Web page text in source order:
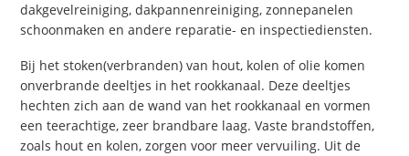
dakgevelreiniging, dakpannenreiniging, zonnepanelen
schoonmaken en andere reparatie- en inspectiediensten.
Bij het stoken(verbranden) van hout, kolen of olie komen
onverbrande deeltjes in het rookkanaal. Deze deeltjes
hechten zich aan de wand van het rookkanaal en vormen
een teerachtige, zeer brandbare laag. Vaste brandstoffen,
zoals hout en kolen, zorgen voor meer vervuiling. Uit de